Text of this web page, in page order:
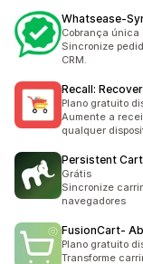
Cobrança única
Sincronize
CRM.
Recall:
Plano gratuito
Aumente a
qualquer
Persistent
Grátis
Sincronize
navegadores
FusionCart‑
Plano gratuito
Transforme